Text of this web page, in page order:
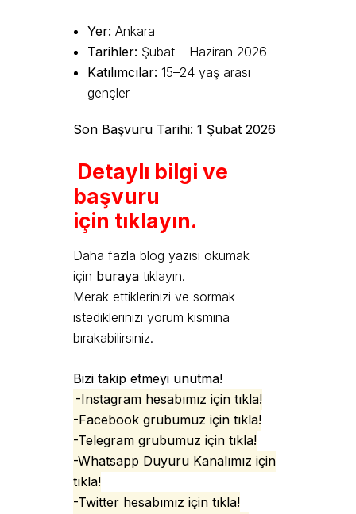
Yer: Ankara
Tarihler: Şubat – Haziran 2026
Katılımcılar: 15–24 yaş arası
gençler
Son Başvuru Tarihi: 1 Şubat 2026
Detaylı bilgi ve
başvuru
için tıklayın.
Daha fazla blog yazısı okumak
için buraya tıklayın.
Merak ettiklerinizi ve sormak
istediklerinizi yorum kısmına
bırakabilirsiniz.
Bizi takip etmeyi unutma!
-Instagram hesabımız için tıkla!
-Facebook grubumuz için tıkla!
-Telegram grubumuz için tıkla!
-Whatsapp Duyuru Kanalımız için
tıkla!
-Twitter hesabımız için tıkla!